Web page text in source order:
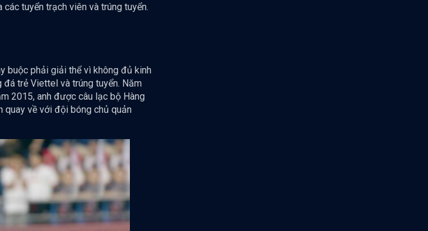
tuyển trạch viên và trúng tuyển.
buộc phải giải thể vì không đủ kinh
trẻ Viettel và trúng tuyển. Năm
2015, anh được câu lạc bộ Hàng
quay về với đội bóng chủ quản